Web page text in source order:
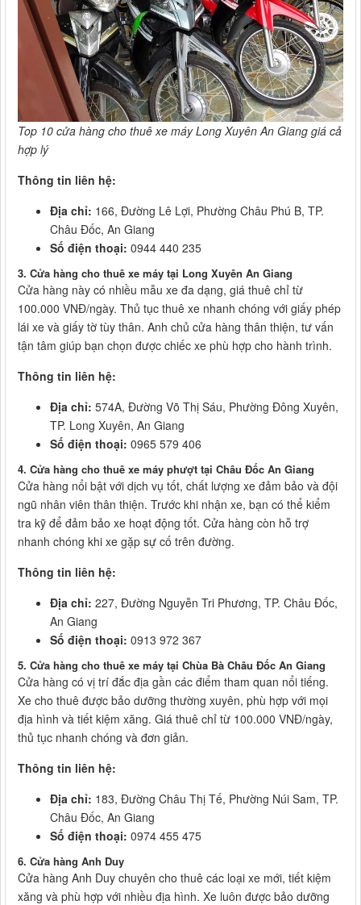
Top 10 cửa hàng cho thuê xe máy Long Xuyên An Giang giá cả
hợp lý
Thông tin liên hệ:
Địa chỉ: 166, Đường Lê Lợi, Phường Châu Phú B, TP.
Châu Đốc, An Giang
Số điện thoại: 0944 440 235
3. Cửa hàng cho thuê xe máy tại Long Xuyên An Giang
Cửa hàng này có nhiều mẫu xe đa dạng, giá thuê chỉ từ
100.000 VNĐ/ngày. Thủ tục thuê xe nhanh chóng với giấy phép
lái xe và giấy tờ tùy thân. Anh chủ cửa hàng thân thiện, tư vấn
tận tâm giúp bạn chọn được chiếc xe phù hợp cho hành trình.
Thông tin liên hệ:
Địa chỉ: 574A, Đường Võ Thị Sáu, Phường Đông Xuyên,
TP. Long Xuyên, An Giang
Số điện thoại: 0965 579 406
4. Cửa hàng cho thuê xe máy phượt tại Châu Đốc An Giang
Cửa hàng nổi bật với dịch vụ tốt, chất lượng xe đảm bảo và đội
ngũ nhân viên thân thiện. Trước khi nhận xe, bạn có thể kiểm
tra kỹ để đảm bảo xe hoạt động tốt. Cửa hàng còn hỗ trợ
nhanh chóng khi xe gặp sự cố trên đường.
Thông tin liên hệ:
Địa chỉ: 227, Đường Nguyễn Tri Phương, TP. Châu Đốc,
An Giang
Số điện thoại: 0913 972 367
5. Cửa hàng cho thuê xe máy tại Chùa Bà Châu Đốc An Giang
Cửa hàng có vị trí đắc địa gần các điểm tham quan nổi tiếng.
Xe cho thuê được bảo dưỡng thường xuyên, phù hợp với mọi
địa hình và tiết kiệm xăng. Giá thuê chỉ từ 100.000 VNĐ/ngày,
thủ tục nhanh chóng và đơn giản.
Thông tin liên hệ:
Địa chỉ: 183, Đường Châu Thị Tế, Phường Núi Sam, TP.
Châu Đốc, An Giang
Số điện thoại: 0974 455 475
6. Cửa hàng Anh Duy
Cửa hàng Anh Duy chuyên cho thuê các loại xe mới, tiết kiệm
xăng và phù hợp với nhiều địa hình. Xe luôn được bảo dưỡng